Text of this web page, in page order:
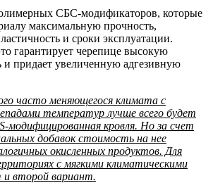
СБС-модификаторов, которые
максимальную прочность,
и сроки эксплуатации.
гарантирует черепице высокую
и придает увеличенную адгезивную
часто меняющегося климата с
температур лучше всего будет
модифицированная кровля. Но за счет
добавок стоимость на нее
окисленных продуктов. Для
с мягкими климатическими
и второй вариант.